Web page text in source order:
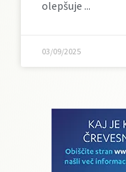
olepšuje
03/09/2025